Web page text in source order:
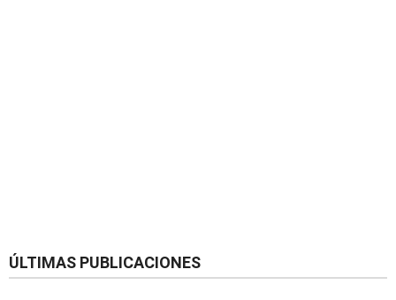
ÚLTIMAS PUBLICACIONES